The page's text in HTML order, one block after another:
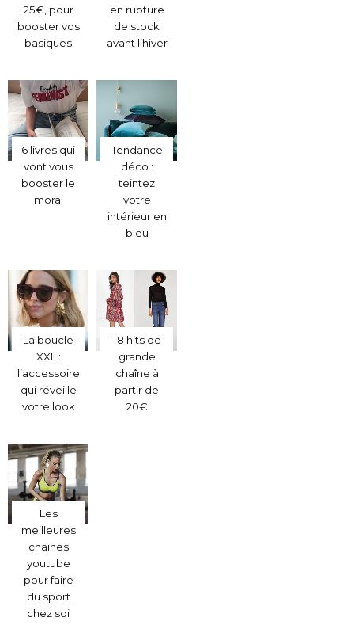
25€, pour
booster vos
basiques
en rupture
de stock
avant l’hiver
6 livres qui
vont vous
booster le
moral
Tendance
déco :
teintez
votre
intérieur en
bleu
La boucle
XXL :
l’accessoire
qui réveille
votre look
18 hits de
grande
chaîne à
partir de
20€
Les
meilleures
chaines
youtube
pour faire
du sport
chez soi